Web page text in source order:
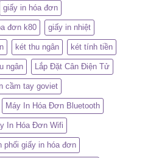
giấy in hóa đơn
đơn k80 giấy in nhiệt
két thu ngân két tính tiền
ngân Lắp Đặt Cân Điện Tử
cầm tay goviet
Máy In Hóa Đơn Bluetooth
In Hóa Đơn Wifi
phối giấy in hóa đơn